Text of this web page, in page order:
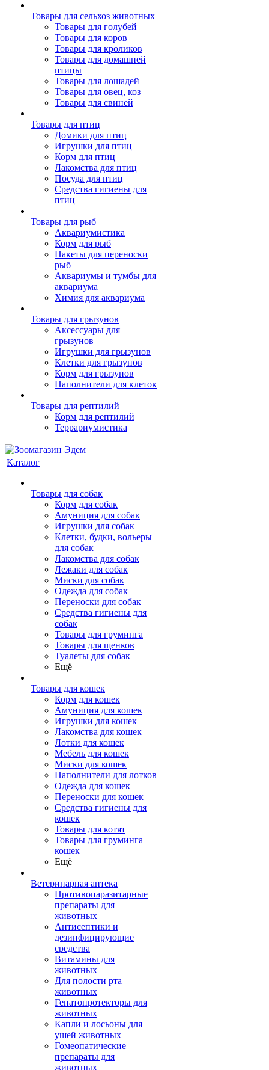
Товары для сельхоз животных
Товары для голубей
Товары для коров
Товары для кроликов
Товары для домашней
птицы
Товары для лошадей
Товары для овец, коз
Товары для свиней
Товары для птиц
Домики для птиц
Игрушки для птиц
Корм для птиц
Лакомства для птиц
Посуда для птиц
Средства гигиены для
птиц
Товары для рыб
Аквариумистика
Корм для рыб
Пакеты для переноски
рыб
Аквариумы и тумбы для
аквариума
Химия для аквариума
Товары для грызунов
Аксессуары для
грызунов
Игрушки для грызунов
Клетки для грызунов
Корм для грызунов
Наполнители для клеток
Товары для рептилий
Корм для рептилий
Террариумистика
Каталог
Товары для собак
Корм для собак
Амуниция для собак
Игрушки для собак
Клетки, будки, вольеры
для собак
Лакомства для собак
Лежаки для собак
Миски для собак
Одежда для собак
Переноски для собак
Средства гигиены для
собак
Товары для груминга
Товары для щенков
Туалеты для собак
Ещё
Товары для кошек
Корм для кошек
Амуниция для кошек
Игрушки для кошек
Лакомства для кошек
Лотки для кошек
Мебель для кошек
Миски для кошек
Наполнители для лотков
Одежда для кошек
Переноски для кошек
Средства гигиены для
кошек
Товары для котят
Товары для груминга
кошек
Ещё
Ветеринарная аптека
Противопаразитарные
препараты для
животных
Антисептики и
дезинфицирующие
средства
Витамины для
животных
Для полости рта
животных
Гепатопротекторы для
животных
Капли и лосьоны для
ушей животных
Гомеопатические
препараты для
животных